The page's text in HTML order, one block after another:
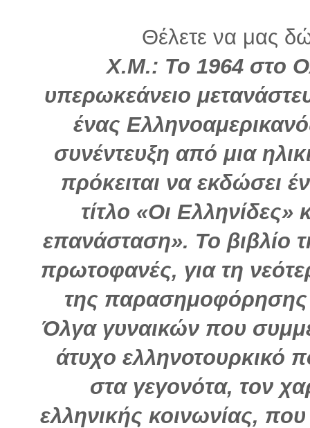
Θέλετε να μας
Χ.Μ.: Το 1964 στο
υπερωκεάνειο
ένας
συνέντευξη από μια
πρόκειται να εκδώσει
τίτλο «Οι
επανάσταση». Το βιβλίο
πρωτοφανές, για τη
της παρασημοφόρησης
Όλγα γυναικών που
άτυχο ελληνοτουρκικό
στα γεγονότα, τον
ελληνικής κοινωνίας,